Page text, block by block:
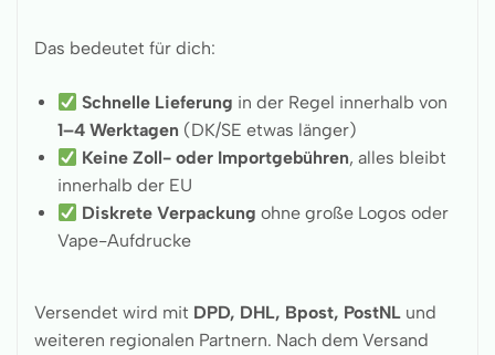
Das bedeutet für dich:
Schnelle Lieferung in der Regel innerhalb von
1–4 Werktagen (DK/SE etwas länger)
Keine Zoll- oder Importgebühren, alles bleibt
innerhalb der EU
Diskrete Verpackung ohne große Logos oder
Vape-Aufdrucke
Versendet wird mit DPD, DHL, Bpost, PostNL und
weiteren regionalen Partnern. Nach dem Versand